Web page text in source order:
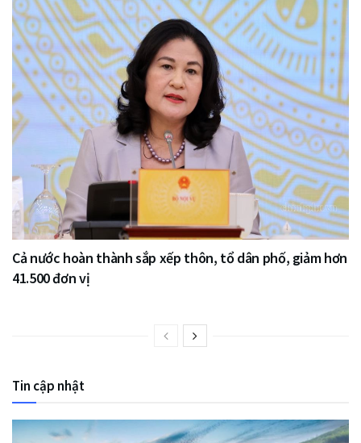
Cả nước hoàn thành sắp xếp thôn, tổ dân phố, giảm hơn
41.500 đơn vị
Tin cập nhật